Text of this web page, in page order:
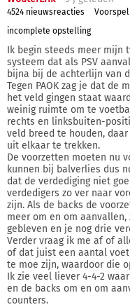
4524 nieuwsreacties
Voorspel
incomplete opstelling
Ik begin steeds meer mijn
systeem dat als PSV
bijna bij de achterlijn van
Tegen PAOK zag je dat de
het veld gingen staat
weinig ruimte om te
rechts en linksbuiten-
veld breed te houden,
uit elkaar te trekken.
De voorzetten moeten nu
kunnen bij balverlies dus
dat de verdediging niet
verdedigers zo ver naar
zijn. Als de backs de
meer om en om
gebleven en je nog drie
Verder vraag ik me af of
of dat juist een aantal
te moe zijn, waardoor die
Ik zie veel liever 4-4-2
en de backs om en om
counters.